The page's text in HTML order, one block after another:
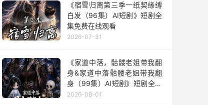
《宿雪归离第三季一纸契缘缚
白发（96集）AI短剧》短剧全
集免费在线观看
2026-07-31
《家道中落，骷髅老姐带我翻
身&家道中落骷髅老姐带我翻
身（99集）AI短剧》短剧全集
免费在线观看
2026-08-01